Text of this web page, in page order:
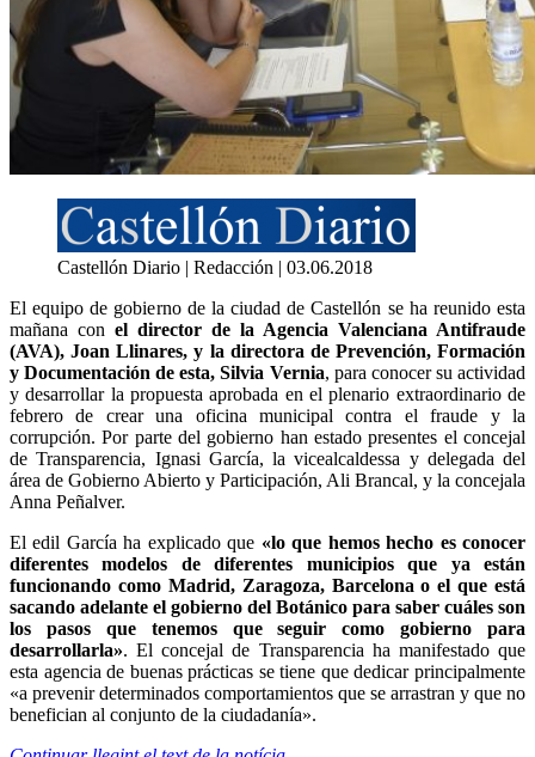
Castellón Diario | Redacción | 03.06.2018
El equipo de gobierno de la ciudad de Castellón se ha reunido esta
mañana con el director de la Agencia Valenciana Antifraude
(AVA), Joan Llinares, y la directora de Prevención, Formación
y Documentación de esta, Silvia Vernia, para conocer su actividad
y desarrollar la propuesta aprobada en el plenario extraordinario de
febrero de crear una oficina municipal contra el fraude y la
corrupción. Por parte del gobierno han estado presentes el concejal
de Transparencia, Ignasi García, la vicealcaldessa y delegada del
área de Gobierno Abierto y Participación, Ali Brancal, y la concejala
Anna Peñalver.
El edil García ha explicado que «lo que hemos hecho es conocer
diferentes modelos de diferentes municipios que ya están
funcionando como Madrid, Zaragoza, Barcelona o el que está
sacando adelante el gobierno del Botánico para saber cuáles son
los pasos que tenemos que seguir como gobierno para
desarrollarla». El concejal de Transparencia ha manifestado que
esta agencia de buenas prácticas se tiene que dedicar principalmente
«a prevenir determinados comportamientos que se arrastran y que no
benefician al conjunto de la ciudadanía».